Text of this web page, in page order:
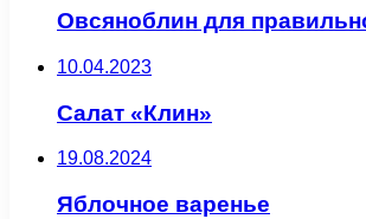
Овсяноблин для
10.04.2023
Салат «Клин»
19.08.2024
Яблочное варенье